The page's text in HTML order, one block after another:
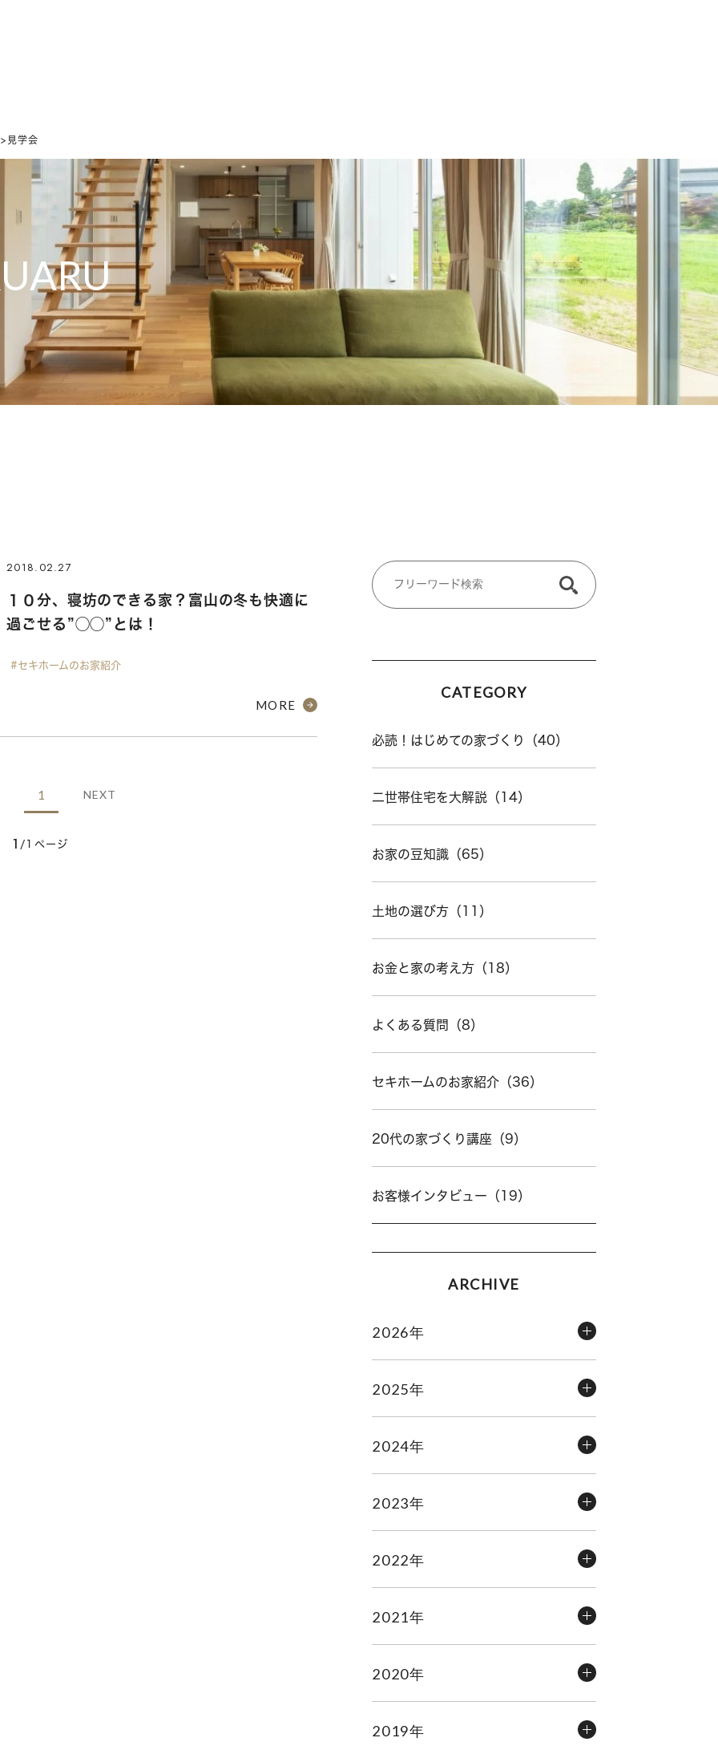
学会
2018.02.27
１０分、寝坊のできる家？富山の冬も快適に
過ごせる”◯◯”とは！
#セキホームのお家紹介
MORE
1 NEXT
1 /1ページ
CATEGORY
必読！はじめての家づくり（40）
二世帯住宅を大解説（14）
お家の豆知識（65）
土地の選び方（11）
お金と家の考え方（18）
よくある質問（8）
セキホームのお家紹介（36）
20代の家づくり講座（9）
お客様インタビュー（19）
ARCHIVE
2026年
2025年
2024年
2023年
2022年
2021年
2020年
2019年